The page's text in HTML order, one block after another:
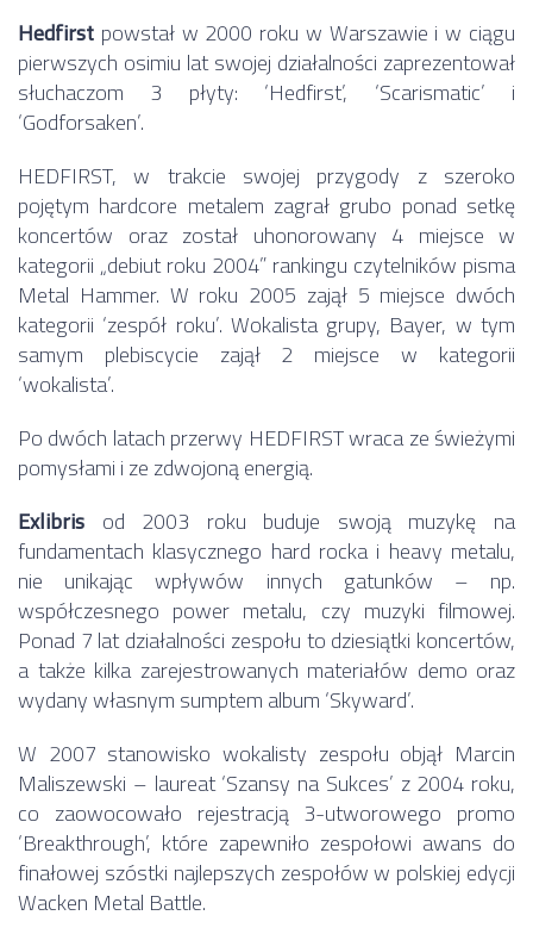
Hedfirst powstał w 2000 roku w Warszawie i w ciągu
pierwszych osimiu lat swojej działalności zaprezentował
słuchaczom 3 płyty: ‘Hedfirst’, ‘Scarismatic’ i
‘Godforsaken’.
HEDFIRST, w trakcie swojej przygody z szeroko
pojętym hardcore metalem zagrał grubo ponad setkę
koncertów oraz został uhonorowany 4 miejsce w
kategorii „debiut roku 2004” rankingu czytelników pisma
Metal Hammer. W roku 2005 zajął 5 miejsce dwóch
kategorii ‘zespół roku’. Wokalista grupy, Bayer, w tym
samym plebiscycie zajął 2 miejsce w kategorii
‘wokalista’.
Po dwóch latach przerwy HEDFIRST wraca ze świeżymi
pomysłami i ze zdwojoną energią.
Exlibris od 2003 roku buduje swoją muzykę na
fundamentach klasycznego hard rocka i heavy metalu,
nie unikając wpływów innych gatunków – np.
współczesnego power metalu, czy muzyki filmowej.
Ponad 7 lat działalności zespołu to dziesiątki koncertów,
a także kilka zarejestrowanych materiałów demo oraz
wydany własnym sumptem album ‘Skyward’.
W 2007 stanowisko wokalisty zespołu objął Marcin
Maliszewski – laureat ‘Szansy na Sukces’ z 2004 roku,
co zaowocowało rejestracją 3-utworowego promo
‘Breakthrough’, które zapewniło zespołowi awans do
finałowej szóstki najlepszych zespołów w polskiej edycji
Wacken Metal Battle.